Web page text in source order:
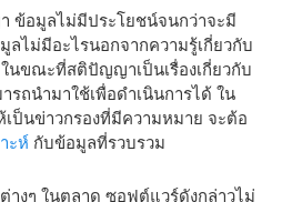
ข้อมูลไม่มีประโยชน์จนกว่าจะมี
ลไม่มีอะไรนอกจากความรู้เกี่ยวกับ
ขณะที่สติปัญญาเป็นเรื่องเกี่ยวกับ
ถนํามาใช้เพื่อดําเนินการได้ ใน
ป็นข่าวกรองที่มีความหมาย จะต้อ
ะห์ กับข้อมูลที่รวบรวม
งๆ ในตลาด ซอฟต์แวร์ดังกล่าวไม่